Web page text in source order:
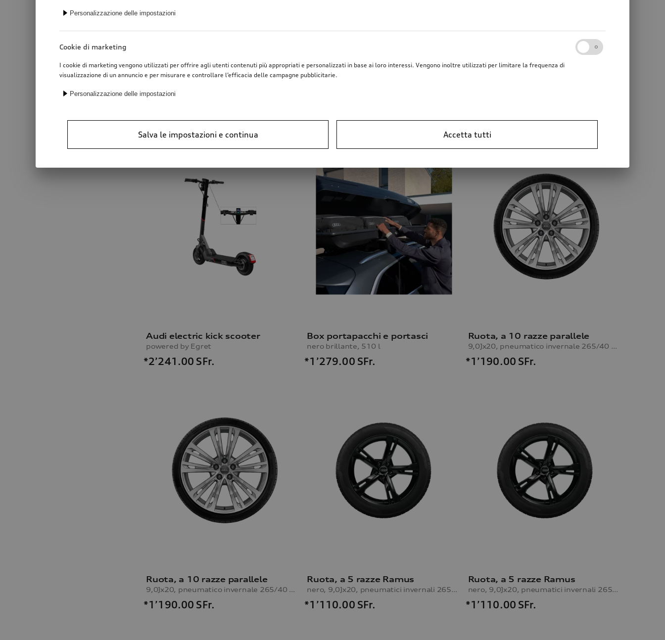
Gancio traino
*2’900.00SFr. *2’900.00SFr. *2’281.00SFr.
Audi electric kick scooter
powered by Egret
*2’241.00 SFr.
Box portapacchi e portasci
nero brillante, 510 l
*1’279.00 SFr.
Ruota, a 10 razze parallele
9,0Jx20, pneumatico invernale 265/40 R20 104V XL, destro
*1’190.00 SFr.
Ruota, a 10 razze parallele
9,0Jx20, pneumatico invernale 265/40 R20 104V XL, sx
*1’190.00 SFr.
Ruota, a 5 razze Ramus
nero, 9,0Jx20, pneumatici invernali 265/40 R20 104V XL, lato destro
*1’110.00 SFr.
Ruota, a 5 razze Ramus
nero, 9,0Jx20, pneumatici invernali 265/40 R20 104V XL, lato sinistro
*1’110.00 SFr.
Personalizzazione delle impostazioni
Cookie di marketing
I cookie di marketing vengono utilizzati per offrire agli utenti contenuti più appropriati e personalizzati in base ai loro interessi. Vengono inoltre utilizzati per limitare la frequenza di
visualizzazione di un annuncio e per misurare e controllare l’efficacia delle campagne pubblicitarie.
Personalizzazione delle impostazioni
Accetta tutti
Salva le impostazioni e continua